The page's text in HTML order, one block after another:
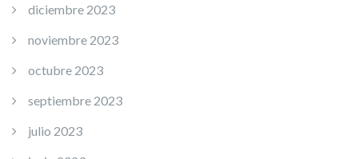
diciembre 2023
noviembre 2023
octubre 2023
septiembre 2023
julio 2023